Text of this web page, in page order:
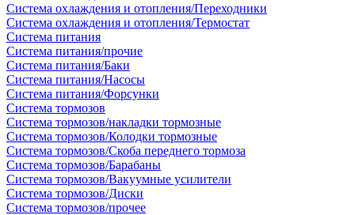
Система охлаждения и отопления/Переходники
Система охлаждения и отопления/Термостат
Система питания
Система питания/прочие
Система питания/Баки
Система питания/Насосы
Система питания/Форсунки
Система тормозов
Система тормозов/накладки тормозные
Система тормозов/Колодки тормозные
Система тормозов/Скоба переднего тормоза
Система тормозов/Барабаны
Система тормозов/Вакуумные усилители
Система тормозов/Диски
Система тормозов/прочее